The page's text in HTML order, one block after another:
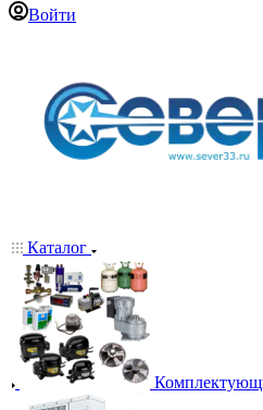
Войти
Каталог